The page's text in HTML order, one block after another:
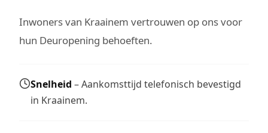
Inwoners van Kraainem vertrouwen op ons voor
hun Deuropening behoeften.
Snelheid – Aankomsttijd telefonisch bevestigd
in Kraainem.